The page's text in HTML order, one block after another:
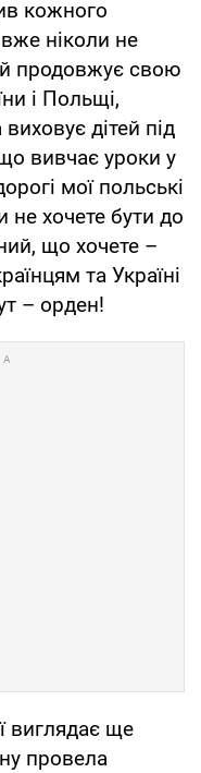
кожного
ніколи не
продовжує свою
і Польщі,
дітей під
вивчає уроки у
мої польські
не хочете бути до
що хочете –
та Україні
– орден!
виглядає ще
провела